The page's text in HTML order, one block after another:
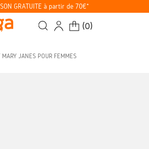
GRATUITE à partir de 70€*
(0)
JANES POUR FEMMES